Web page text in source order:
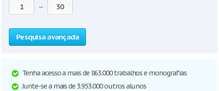
—
Pesquisa avançada
Tenha acesso a mais de 863.000 trabalhos e monografias
Junte-se a mais de 3.953.000 outros alunos